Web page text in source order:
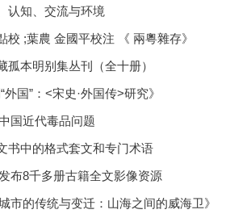
认知、交流与环境
校 ;葉農 金國平校注 《 兩粵雜存》
孤本明别集丛刊（全十册）
外国”：<宋史·外国传>研究》
国近代毒品问题
书中的格式套文和专门术语
布8千多册古籍全文影像资源
市的传统与变迁：山海之间的威海卫》